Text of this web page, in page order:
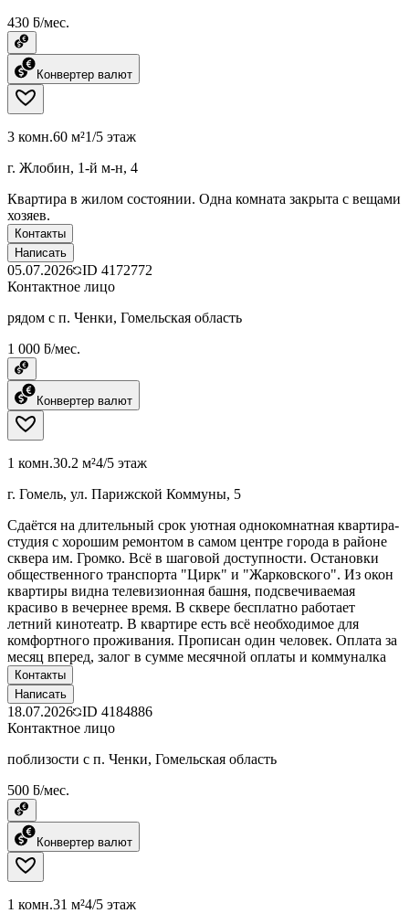
430 ƃ/мес.
Конвертер валют
3 комн.60 м²1/5 этаж
г. Жлобин, 1-й м-н, 4
Квартира в жилом состоянии. Одна комната закрыта с вещами
хозяев.
Контакты
Написать
05.07.2026 ID 4172772
Контактное лицо
рядом с п. Ченки, Гомельская область
1 000 ƃ/мес.
Конвертер валют
1 комн.30.2 м²4/5 этаж
г. Гомель, ул. Парижской Коммуны, 5
Сдаётся на длительный срок уютная однокомнатная квартира-
студия с хорошим ремонтом в самом центре города в районе
сквера им. Громко. Всё в шаговой доступности. Остановки
общественного транспорта "Цирк" и "Жарковского". Из окон
квартиры видна телевизионная башня, подсвечиваемая
красиво в вечернее время. В сквере бесплатно работает
летний кинотеатр. В квартире есть всё необходимое для
комфортного проживания. Прописан один человек. Оплата за
месяц вперед, залог в сумме месячной оплаты и коммуналка
Контакты
Написать
18.07.2026 ID 4184886
Контактное лицо
поблизости с п. Ченки, Гомельская область
500 ƃ/мес.
Конвертер валют
1 комн.31 м²4/5 этаж